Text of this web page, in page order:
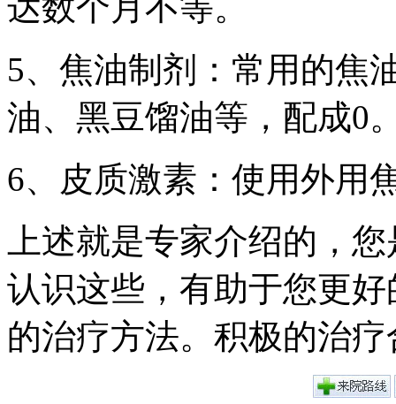
5、焦油制剂：常用的焦
油、黑豆馏油等，配成0
6、皮质激素：使用外用
上述就是专家介绍的，
认识这些，有助于您更
的治疗方法。积极的治